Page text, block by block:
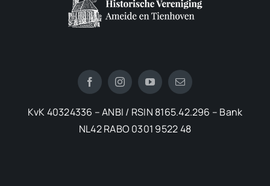
KvK 40324336 – ANBI / RSIN 8165.42.296 – Bank
NL42 RABO 0301 9522 48